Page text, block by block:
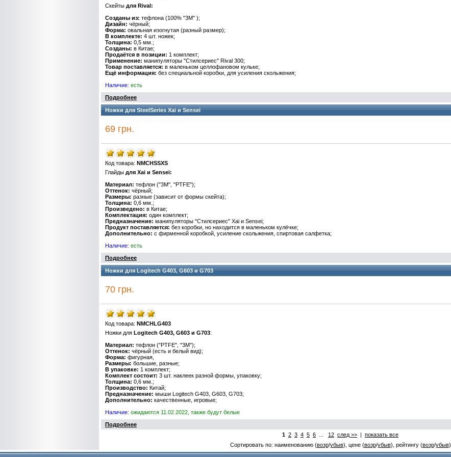
Скейты для Rival:
Созданы из: тефлона (100% "3M" );
Дизайн: чёрный;
Форма: овальная изогнутая (разный размер);
В комплекте: 4 шт. ножек;
Толщина: 0 5 мм.;
Созданы: в Китае;
Продаётся в позиции: 1 комплект;
Применение: манипуляторы "Стилсериес" Rival 300;
Товар поставляется: в маленьком целлофановом кульке;
Ещё информация: без специальной коробки , для усиления скольжения;
Наличие: есть
Подробнее
Ножки для SteelSeries Xai и Sensei
69 грн.
Код товара: NMCHSSXS
Глайды для Xai и Sensei:
Материал: тефлон ("3M", "PTFE");
Оттенок: чёрный;
Размеры: разные (зависит от формы скейта);
Толщина: 0 6 мм.;
Произведено: в Китае;
Комплектация: один комплект;
Предназначение: манипуляторы "Стилсериес" Xai и Sensei;
Продукт поставляется: без коробки, но находится в маленьком кулёчке;
Дополнительно: с фирменной коробкой усиление скольжения , спиртовая салфетка;
Наличие: есть
Подробнее
Ножки для Logitech G403, G603 и G703
70 грн.
Код товара: NMCHLG403
Ножки для Logitech G403, G603 и G703:
Материал: тефлон ("PTFE", "3M");
Оттенок: чёрный (есть и белый вид);
Форма: фигурная,
Размеры: большие, разные;
В упаковке: 1 комплект;
Комплект состоит: 3 шт. наклеек разной формы, упаковку;
Толщина: 0,6 мм.;
Производство: Китай;
Предназначение: мыши Logitech G403, G603, G703;
Дополнительно: качественные, игровые;
Наличие: ожидаются 11.02.2022, также будут белые
Подробнее
1 2 3 4 5 6 12 след >> | показать все
Сортировать по: наименованию (возр/убыв), цене (возр/убыв), рейтингу (возр/убыв)